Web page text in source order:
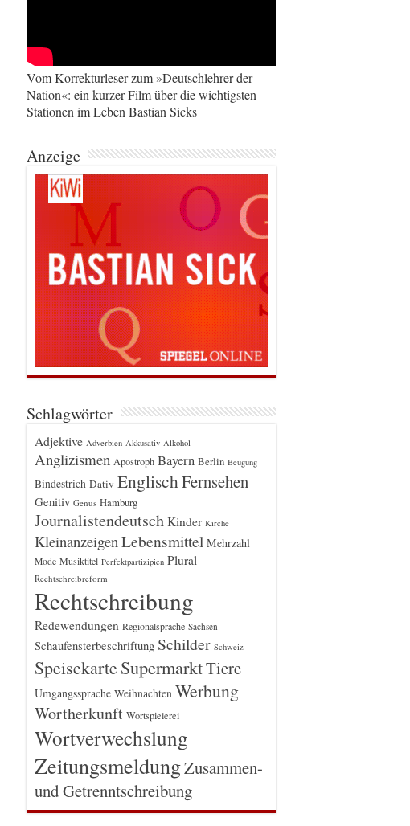
Vom Korrekturleser zum »Deutschlehrer der
Nation«: ein kurzer Film über die wichtigsten
Stationen im Leben Bastian Sicks
Anzeige
Schlagwörter
Adjektive Adverbien Akkusativ Alkohol
Anglizismen Apostroph Bayern Berlin Beugung
Bindestrich Dativ EnglischFernsehen
Genitiv Genus Hamburg
Journalistendeutsch Kinder Kirche
Kleinanzeigen Lebensmittel Mehrzahl
Mode Musiktitel Perfektpartizipien Plural
Rechtschreibreform
Rechtschreibung
Redewendungen Regionalsprache Sachsen
Schaufensterbeschriftung Schilder Schweiz
Speisekarte SupermarktTiere
Umgangssprache Weihnachten Werbung
Wortherkunft Wortspielerei
Wortverwechslung
ZeitungsmeldungZusammen-
und Getrenntschreibung